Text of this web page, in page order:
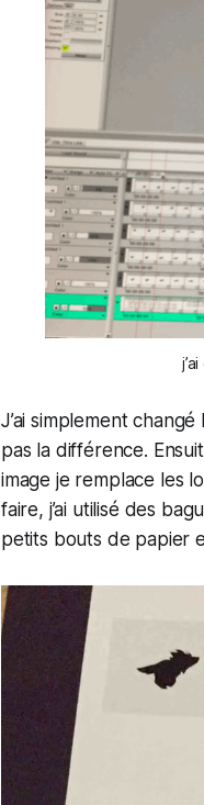
J’ai simplement
pas la différence.
image je remplace les
faire, j’ai utilisé des
petits bouts de papier